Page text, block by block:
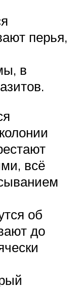
перья,
в
всё
об
до